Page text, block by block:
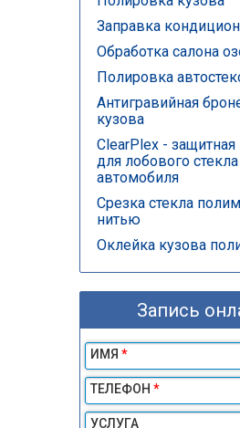
Заправка
Обработка салона
Полировка
Антигравийная
кузова
ClearPlex - защитная
для лобового стекла
автомобиля
Срезка стекла
нитью
Оклейка кузова
Запись
ИМЯ *
ТЕЛЕФОН *
УСЛУГА